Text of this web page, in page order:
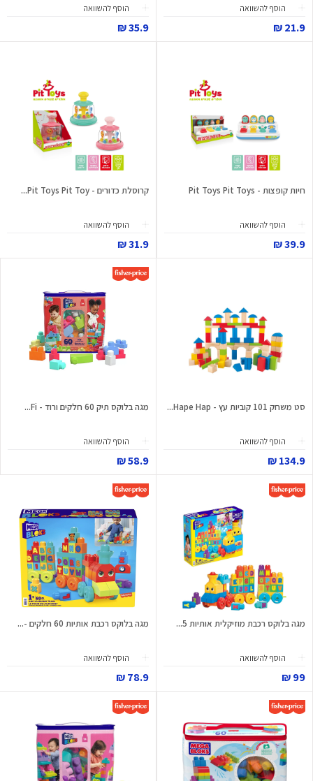
הוסף להשוואה
21.9 ₪
הוסף להשוואה
35.9 ₪
חיות קופצות - Pit Toys Pit Toys
הוסף להשוואה
39.9 ₪
קרוסלת כדורים - Pit Toys Pit Toy...
הוסף להשוואה
31.9 ₪
סט משחק 101 קוביות עץ - Hape Hap...
הוסף להשוואה
134.9 ₪
מגה בלוקס תיק 60 חלקים ורוד - Fi...
הוסף להשוואה
58.9 ₪
מגה בלוקס רכבת מוזיקלית אותיות 5...
הוסף להשוואה
99 ₪
מגה בלוקס רכבת אותיות 60 חלקים -...
הוסף להשוואה
78.9 ₪